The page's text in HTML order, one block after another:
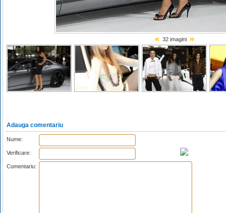
32 imagini
Adauga comentariu
Nume:
Verificare:
Comentariu: